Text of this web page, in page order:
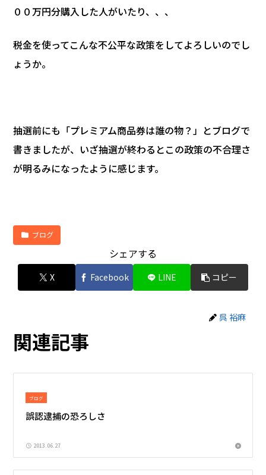
００万円分購入した人がいたり、、、
税金を使ってこんな不公平な政策をしてよろしいのでし
ょうか。
抽選前にも「プレミアム商品券は誰の物？」とブログで
書きましたが、いざ抽選が終わるとこの政策の不合理さ
が明るみになったように感じます。
ブログ
シェアする
X Facebook LINE コピー
呉 裕麻
関連記事
ブログ
誤認逮捕の恐ろしさ
2013.06.27